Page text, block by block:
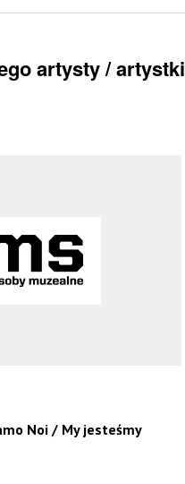
artysty / artystki
Noi / My jesteśmy